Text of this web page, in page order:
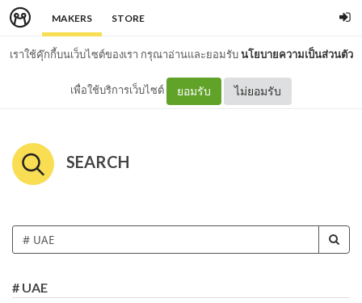
MAKERS STORE
เราใช้คุ๊กกี้บนเว็บไซต์ของเรา กรุณาอ่านและยอมรับนโยบายความเป็นส่วนตัว
เพื่อใช้บริการเว็บไซต์ ยอมรับ ไม่ยอมรับ
SEARCH
# UAE